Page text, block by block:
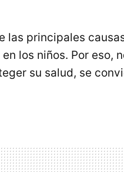
las principales
los niños. Por eso,
su salud, se